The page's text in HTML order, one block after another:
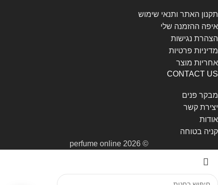
תקנון האתר ותנאי שימוש
איפה ההזמנה שלי
הצהרת נגישות
מדיניות פרטיות
אחריות מוצר
CONTACT US
מבקר פנים
יצירת קשר
אודות
קניה בטוחה
© perfume online 2026